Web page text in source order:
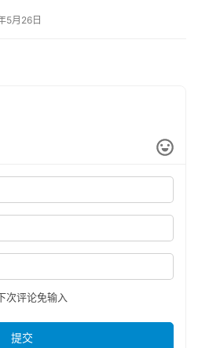
5月26日
次评论免输入
提交